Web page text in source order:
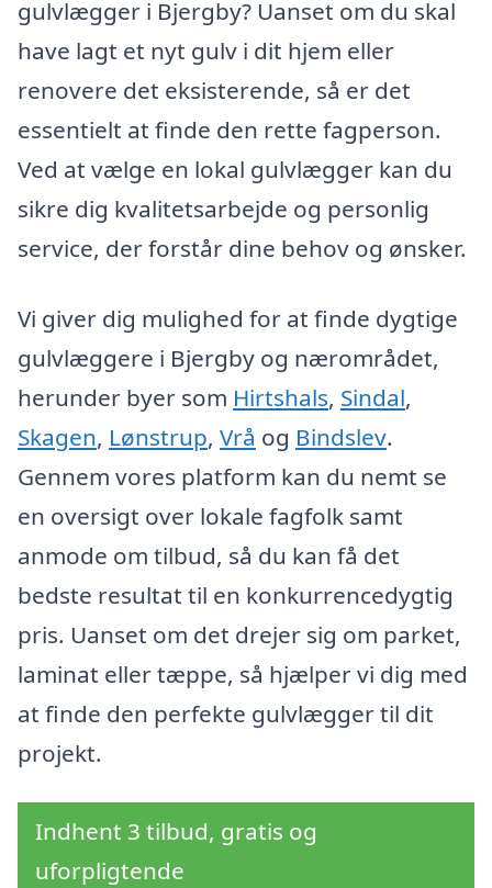
gulvlægger i Bjergby? Uanset om du skal
have lagt et nyt gulv i dit hjem eller
renovere det eksisterende, så er det
essentielt at finde den rette fagperson.
Ved at vælge en lokal gulvlægger kan du
sikre dig kvalitetsarbejde og personlig
service, der forstår dine behov og ønsker.
Vi giver dig mulighed for at finde dygtige
gulvlæggere i Bjergby og nærområdet,
herunder byer som Hirtshals, Sindal,
Skagen, Lønstrup, Vrå og Bindslev.
Gennem vores platform kan du nemt se
en oversigt over lokale fagfolk samt
anmode om tilbud, så du kan få det
bedste resultat til en konkurrencedygtig
pris. Uanset om det drejer sig om parket,
laminat eller tæppe, så hjælper vi dig med
at finde den perfekte gulvlægger til dit
projekt.
Indhent 3 tilbud, gratis og
uforpligtende